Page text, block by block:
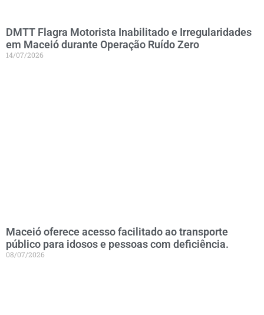
DMTT Flagra Motorista Inabilitado e Irregularidades
em Maceió durante Operação Ruído Zero
14/07/2026
Maceió oferece acesso facilitado ao transporte
público para idosos e pessoas com deficiência.
08/07/2026